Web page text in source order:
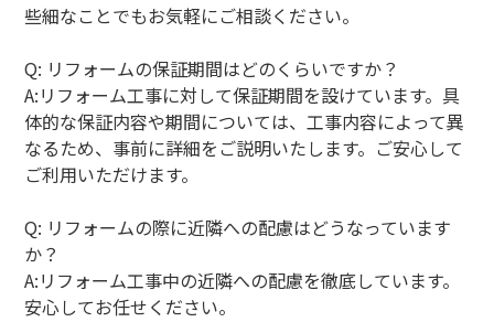
些細なことでもお気軽にご相談ください。
Q: リフォームの保証期間はどのくらいですか？
A:リフォーム工事に対して保証期間を設けています。具
体的な保証内容や期間については、工事内容によって異
なるため、事前に詳細をご説明いたします。ご安心して
ご利用いただけます。
Q: リフォームの際に近隣への配慮はどうなっています
か？
A:リフォーム工事中の近隣への配慮を徹底しています。
安心してお任せください。